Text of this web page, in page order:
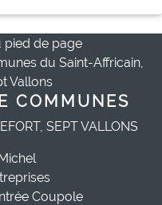
COMMUNES
SEPT VALLONS
Coupole